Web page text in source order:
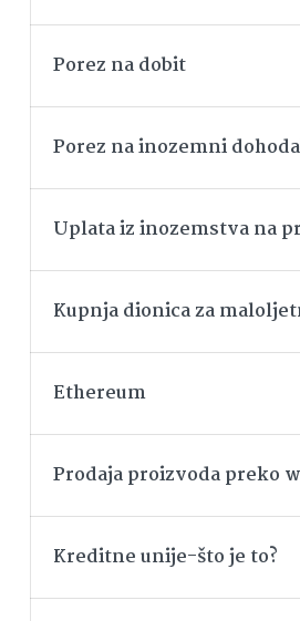
Porez na dobit
Porez na inozemni
Uplata iz inozemstva na
Kupnja dionica za
Ethereum
Prodaja proizvoda preko
Kreditne unije-što je to?